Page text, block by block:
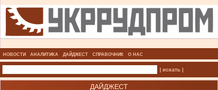
НОВОСТИ АНАЛИТИКА ДАЙДЖЕСТ СПРАВОЧНИК О НАС
| искать |
ДАЙДЖЕСТ